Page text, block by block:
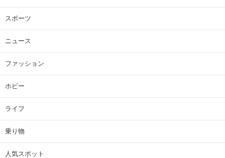
スポーツ
ニュース
ファッション
ホビー
ライフ
乗り物
人気スポット